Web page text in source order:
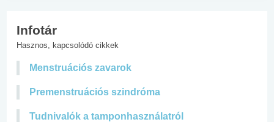
Infotár
Hasznos, kapcsolódó cikkek
Menstruációs zavarok
Premenstruációs szindróma
Tudnivalók a tamponhasználatról